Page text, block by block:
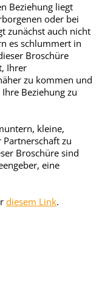
Beziehung liegt
oder bei
zunächst auch nicht
es schlummert in
Broschüre
Ihrer
zu kommen und
Beziehung zu
kleine,
Partnerschaft zu
Broschüre sind
eine
diesem Link.